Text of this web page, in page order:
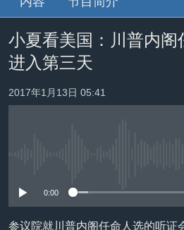
到
容
跳
转
到
检
索
台湾
港澳
国际
最新国际新闻
非洲
美洲
分类新闻
军事
劳工
国会报道
美中关系
VOA今日焦点
中文广播
Spotify
订阅
小夏看美国：川普内阁
进入第三天
2017年1月13日 05:41
0:00
参议院就川普内阁任命人选的听证